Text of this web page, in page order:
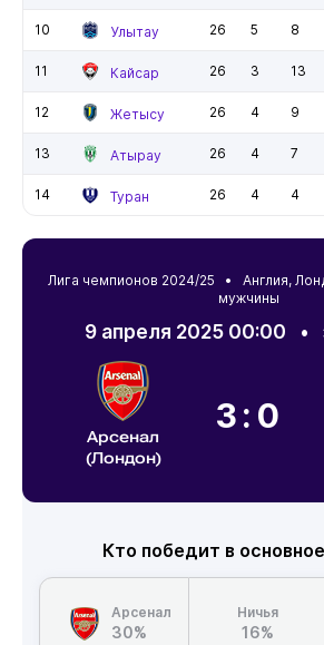
10 Улытау 26 5 8
11 Кайсар 26 3 13
12 Жетысу 26 4 9
13 Атырау 26 4 7
14 Туран 26 4 4
Лига чемпионов 2024/25 • Англия,
мужчины
9 апреля 2025 00:00 •
Арсенал
(Лондон)
3:0
Кто победит в
Арсенал
30%
Ничья
16%